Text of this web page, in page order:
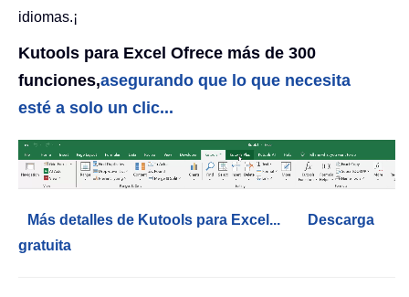
idiomas.¡
Kutools para Excel Ofrece más de 300
funciones,asegurando que lo que necesita
esté a solo un clic...
Más detalles de Kutools para Excel...
Descarga
gratuita